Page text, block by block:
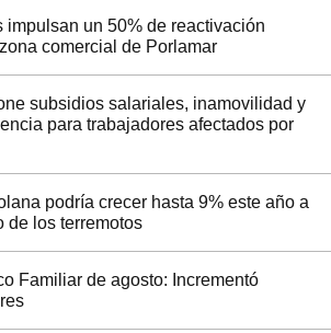
impulsan un 50% de reactivación
comercial de Porlamar
subsidios salariales, inamovilidad y
para trabajadores afectados por
podría crecer hasta 9% este año a
de los terremotos
Familiar de agosto: Incrementó